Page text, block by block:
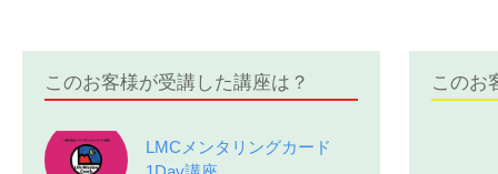
このお客様が受講した講座は？
LMCメンタリングカード
このお